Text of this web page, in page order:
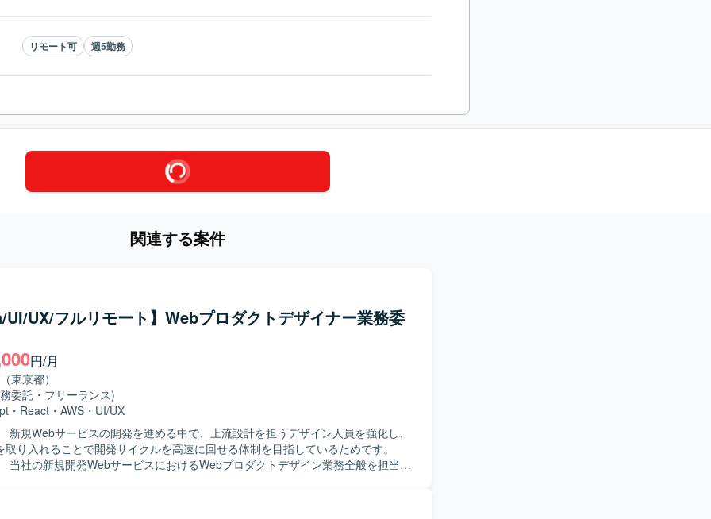
リモート可 週5勤務
関連する案件
UX/フルリモート】Webプロダクトデザイナー業務委
円/月
東京都）
委託・フリーランス)
・ React ・ AWS ・ UI/UX
新規Webサービスの開発を進める中で、上流設計を担うデザイン人員を強化し、
取り入れることで開発サイクルを高速に回せる体制を目指しているためです。
当社の新規開発WebサービスにおけるWebプロダクトデザイン業務全般を担当し